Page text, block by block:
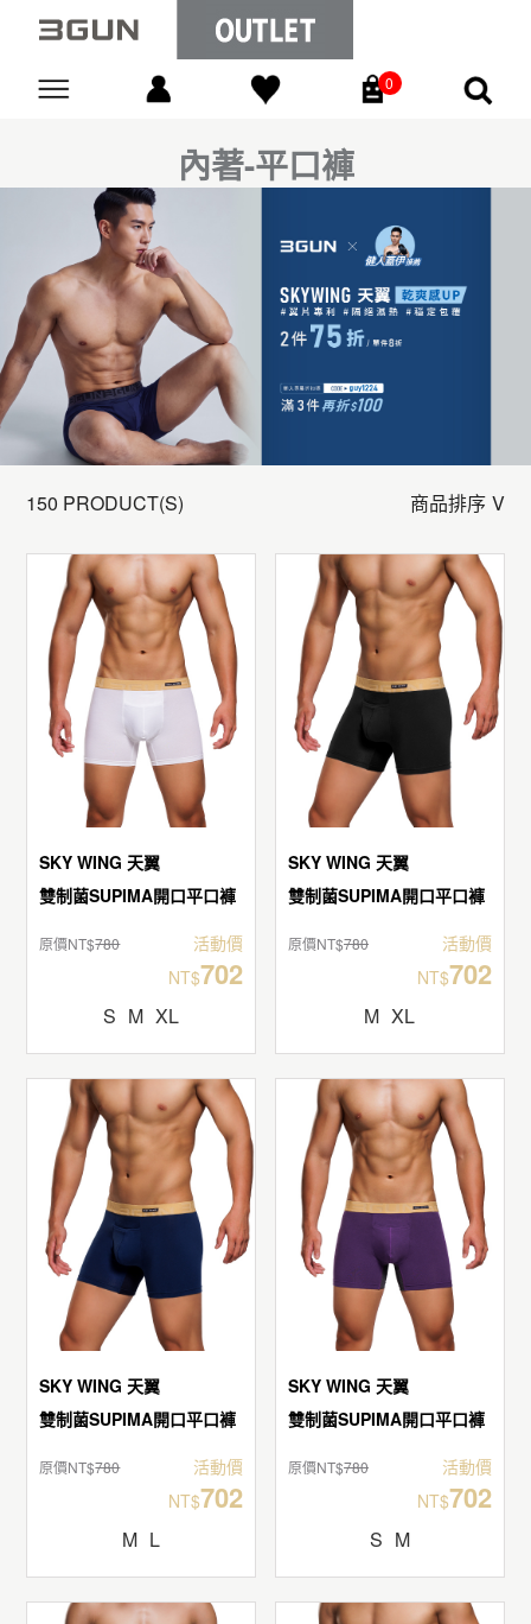
0
內著-平口褲
150 PRODUCT(S) 商品排序
SKY WING 天翼
雙制菌SUPIMA開口平口褲
原價NT$780
活動價
NT$702
S M XL
SKY WING 天翼
雙制菌SUPIMA開口平口褲
原價NT$780
活動價
NT$702
M XL
SKY WING 天翼
雙制菌SUPIMA開口平口褲
原價NT$780
活動價
NT$702
M L
SKY WING 天翼
雙制菌SUPIMA開口平口褲
原價NT$780
活動價
NT$702
S M